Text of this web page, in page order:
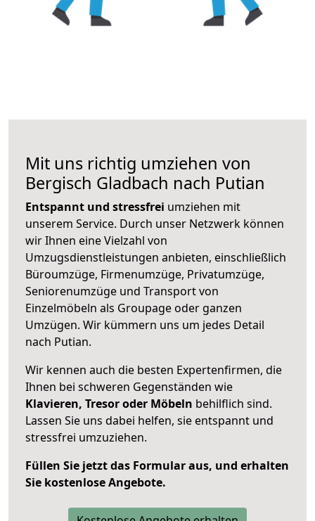
Mit uns richtig umziehen von
Bergisch Gladbach nach Putian
Entspannt und stressfrei umziehen mit
unserem Service. Durch unser Netzwerk können
wir Ihnen eine Vielzahl von
Umzugsdienstleistungen anbieten, einschließlich
Büroumzüge, Firmenumzüge, Privatumzüge,
Seniorenumzüge und Transport von
Einzelmöbeln als Groupage oder ganzen
Umzügen. Wir kümmern uns um jedes Detail
nach Putian.
Wir kennen auch die besten Expertenfirmen, die
Ihnen bei schweren Gegenständen wie
Klavieren, Tresor oder Möbeln behilflich sind.
Lassen Sie uns dabei helfen, sie entspannt und
stressfrei umzuziehen.
Füllen Sie jetzt das Formular aus, und erhalten
Sie kostenlose Angebote.